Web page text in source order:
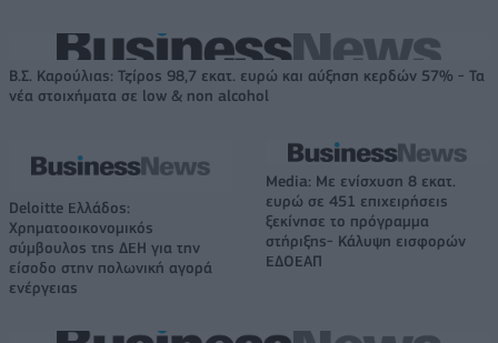
Β.Σ. Καρούλιας: Τζίρος 98,7 εκατ. ευρώ και αύξηση κερδών 57% - Τα
νέα στοιχήματα σε low & non alcohol
Deloitte Ελλάδος:
Χρηματοοικονομικός
σύμβουλος της ΔΕΗ για την
είσοδο στην πολωνική αγορά
ενέργειας
Media: Με ενίσχυση 8 εκατ.
ευρώ σε 451 επιχειρήσεις
ξεκίνησε το πρόγραμμα
στήριξης- Κάλυψη εισφορών
ΕΔΟΕΑΠ